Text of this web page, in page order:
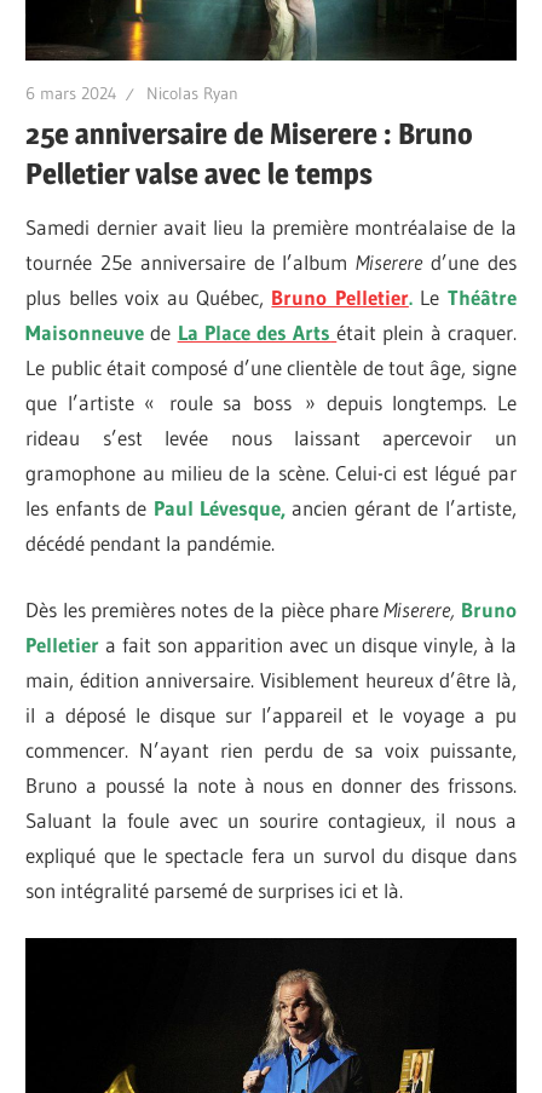
6 mars 2024 Nicolas Ryan
25e anniversaire de Miserere : Bruno
Pelletier valse avec le temps
Samedi dernier avait lieu la première montréalaise de la
tournée 25e anniversaire de l’albumMiserered’une des
plus belles voix au Québec, Bruno Pelletier.Le Théâtre
Maisonneuve de La Place des Arts était plein à craquer.
Le public était composé d’une clientèle de tout âge, signe
que l’artiste « roule sa boss » depuis longtemps. Le
rideau s’est levée nous laissant apercevoir un
gramophone au milieu de la scène. Celui-ci est légué par
les enfants de Paul Lévesque, ancien gérant de l’artiste,
décédé pendant la pandémie.
Dès les premières notes de la pièce phareMiserere, Bruno
Pelletier a fait son apparition avec un disque vinyle, à la
main, édition anniversaire. Visiblement heureux d’être là,
il a déposé le disque sur l’appareil et le voyage a pu
commencer. N’ayant rien perdu de sa voix puissante,
Bruno a poussé la note à nous en donner des frissons.
Saluant la foule avec un sourire contagieux, il nous a
expliqué que le spectacle fera un survol du disque dans
son intégralité parsemé de surprises ici et là.